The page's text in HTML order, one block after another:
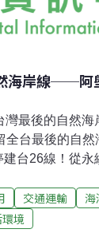
海岸線──阿
最後的自然海
全台最後的自
台26線！從永
台9線南迴公路
興建。 4.為臺
交通運輸 海
境